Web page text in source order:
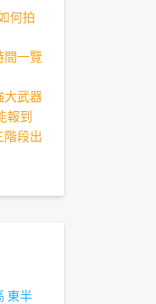
何拍
間一覽
大武器
報到
階段出
東半